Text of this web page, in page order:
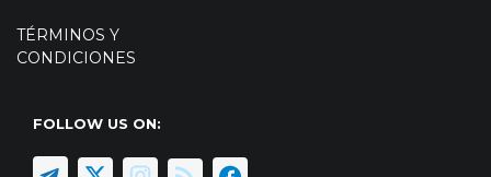
TÉRMINOS Y
CONDICIONES
FOLLOW US ON: